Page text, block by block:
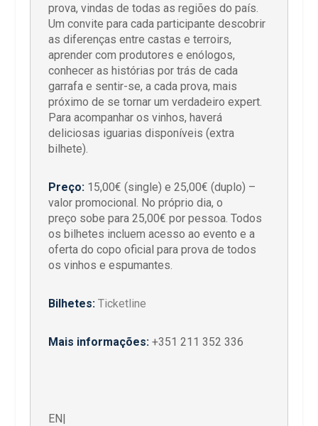
prova, vindas de todas as regiões do país.
Um convite para cada participante descobrir
as diferenças entre castas e terroirs,
aprender com produtores e enólogos,
conhecer as histórias por trás de cada
garrafa e sentir-se, a cada prova, mais
próximo de se tornar um verdadeiro expert.
Para acompanhar os vinhos, haverá
deliciosas iguarias disponíveis (extra
bilhete).
Preço: 15,00€ (single) e 25,00€ (duplo) –
valor promocional. No próprio dia, o
preço sobe para 25,00€ por pessoa. Todos
os bilhetes incluem acesso ao evento e a
oferta do copo oficial para prova de todos
os vinhos e espumantes.
Bilhetes: Ticketline
Mais informações: +351 211 352 336
EN|